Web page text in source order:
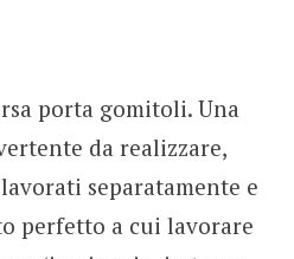
porta gomitoli. Una
da realizzare,
separatamente e
perfetto a cui lavorare